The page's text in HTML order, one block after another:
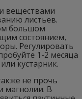
веществами
листьев.
большом
состоянием,
Регулировать
1-2 месяца
кустарник.
не прочь
магнолии. В